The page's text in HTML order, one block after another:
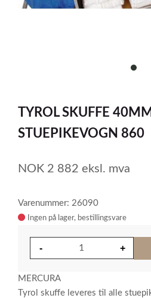
item
1
TYROL SKUFFE
STUEPIKEVOGN 860
NOK 2 882 eksl. mva
Varenummer: 26090
Ingen på lager
MERCURA
Tyrol skuffe leveres til alle